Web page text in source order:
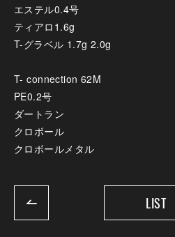
エステル0.4号
ティアロ1.6g
T-グラベル 1.7g 2.0g
T- connection 62M
PE0.2号
ダートラン
クロボール
クロボールメタル
LIST